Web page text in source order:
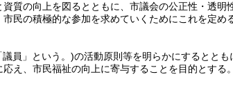
質の向上を図るとともに、市議会の公正性・透明
民の積極的な参加を求めていくためにこれを定める
議員」という。)の活動原則等を明らかにするとと
え、市民福祉の向上に寄与することを目的とする。